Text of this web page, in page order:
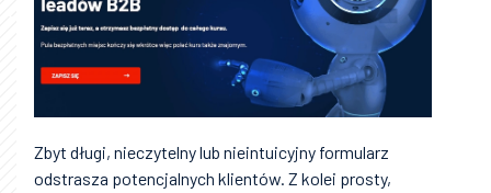
Zbyt długi, nieczytelny lub nieintuicyjny formularz
odstrasza potencjalnych klientów. Z kolei prosty,